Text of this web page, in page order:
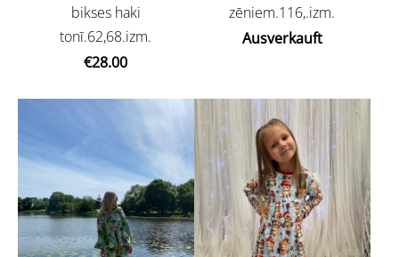
bikses haki
tonī.62,68.izm.
€28.00
zēniem.116,.izm.
Ausverkauft